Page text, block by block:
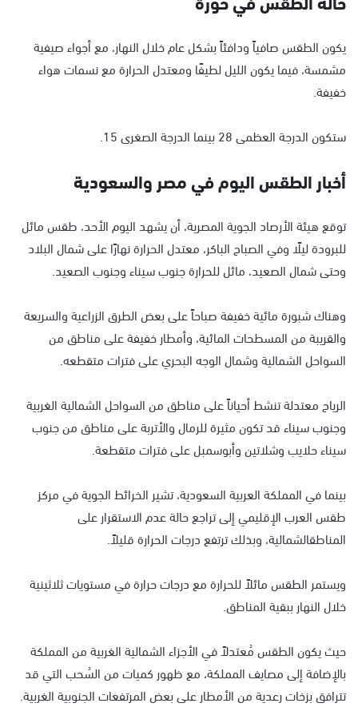
يكون الطقس صافياً ودافئاً بشكل عام خلال النهار، مع أجواء صيفية
مشمسة، فيما يكون الليل لطيفًا ومعتدل الحرارة مع نسمات هواء
خفيفة.
ستكون الدرجة العظمى 28 بينما الدرجة الصغرى 15.
أخبار الطقس اليوم في مصر والسعودية
توقع هيئة الأرصاد الجوية المصرية، أن يشهد اليوم الأحد، طقس مائل
للبرودة ليلًا وفي الصباح الباكر، معتدل الحرارة نهارًا على شمال البلاد
وحتى شمال الصعيد، مائل للحرارة جنوب سيناء وجنوب الصعيد.
وهناك شبورة مائية خفيفة صباحاً على بعض الطرق الزراعية والسريعة
والقريبة من المسطحات المائية، وأمطار خفيفة على مناطق من
السواحل الشمالية وشمال الوجه البحري على فترات متقطعه.
الرياح معتدلة تنشط أحياناً على مناطق من السواحل الشمالية الغربية
وجنوب سيناء قد تكون مثيرة للرمال والأتربة على مناطق من جنوب
سيناء حلايب وشلاتين وأبوسمبل على فترات متقطعة.
بينما في المملكة العربية السعودية، تشير الخرائط الجوية في مركز
طقس العرب الإقليمي إلى تراجع حالة عدم الاستقرار على
المناطقالشمالية، وبذلك ترتفع درجات الحرارة قليلاً.
ويستمر الطقس مائلاً للحرارة مع درجات حرارة في مستويات ثلاثينية
خلال النهار ببقية المناطق.
حيث يكون الطقس مُعتدلاً في الأجزاء الشمالية الغربية من المملكة
بالإضافة إلى مصايف المملكة، مع ظهور كميات من السُحب التي قد
تترافق بزخات رعدية من الأمطار على بعض المرتفعات الجنوبية الغربية.